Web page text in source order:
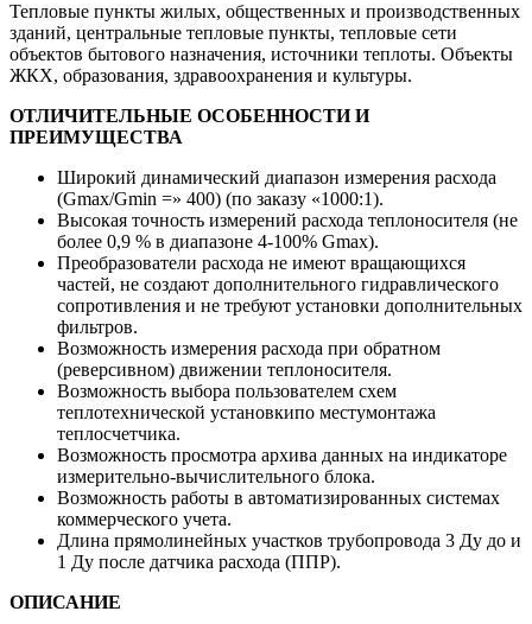
Тепловые пункты жилых, общественных и производственных
зданий, центральные тепловые пункты, тепловые сети
объектов бытового назначения, источники теплоты. Объекты
ЖКХ, образования, здравоохранения и культуры.
ОТЛИЧИТЕЛЬНЫЕ ОСОБЕННОСТИ И
ПРЕИМУЩЕСТВА
Широкий динамический диапазон измерения расхода
(Gmax/Gmin =» 400) (по заказу «1000:1).
Высокая точность измерений расхода теплоносителя (не
более 0,9 % в диапазоне 4-100% Gmax).
Преобразователи расхода не имеют вращающихся
частей, не создают дополнительного гидравлического
сопротивления и не требуют установки дополнительных
фильтров.
Возможность измерения расхода при обратном
(реверсивном) движении теплоносителя.
Возможность выбора пользователем схем
теплотехнической установкипо местумонтажа
теплосчетчика.
Возможность просмотра архива данных на индикаторе
измерительно-вычислительного блока.
Возможность работы в автоматизированных системах
коммерческого учета.
Длина прямолинейных участков трубопровода 3 Ду до и
1 Ду после датчика расхода (ППР).
ОПИСАНИЕ